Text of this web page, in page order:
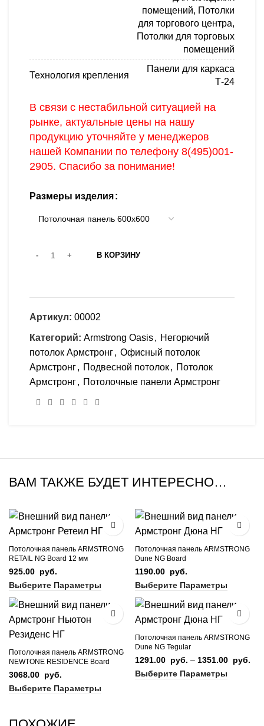
помещений, Потолки
для торгового центра,
Потолки для торговых
помещений
Технология крепления
Панели для каркаса
Т-24
В связи с нестабильной ситуацией на
рынке, актуальные цены на нашу
продукцию уточняйте у менеджеров
нашей Компании по телефону 8(495)001-
2905. Спасибо за понимание!
Размеры изделия
В КОРЗИНУ
Артикул: 00002
Категорий: Armstrong Oasis, Негорючий
потолок Армстронг, Офисный потолок
Армстронг, Подвесной потолок, Потолок
Армстронг, Потолочные панели Армстронг
ВАМ ТАКЖЕ БУДЕТ ИНТЕРЕСНО…
Потолочная панель ARMSTRONG
RETAIL NG Board 12 мм
925.00 руб.
Выберите Параметры
Потолочная панель ARMSTRONG
Dune NG Board
1190.00 руб.
Выберите Параметры
Потолочная панель ARMSTRONG
NEWTONE RESIDENCE Board
3068.00 руб.
Выберите Параметры
Потолочная панель ARMSTRONG
Dune NG Tegular
1291.00 руб. – 1351.00 руб.
Выберите Параметры